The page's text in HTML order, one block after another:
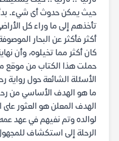
حيث يمكن حدوث أى شيء.
تأخذهم إلى ما وراء كل
أكثر فأكثر عن البحار
كان أكثر مما تخيلوه، وأن
حملت هذا الكتاب من موقع
الأسئلة الشائعة حول رواية
ما هو الهدف الأساسي من
الهدف المعلن هو العثور على
لوالده وتم نفيهم في عهد
الرحلة إلى استكشاف